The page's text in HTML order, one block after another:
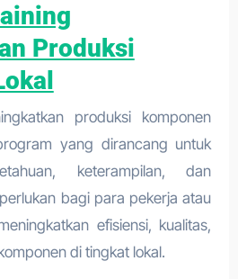
Produksi
produksi komponen
yang dirancang untuk
keterampilan, dan
bagi para pekerja atau
efisiensi, kualitas,
di tingkat lokal.